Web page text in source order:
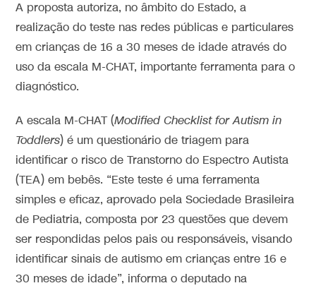
A proposta autoriza, no âmbito do Estado, a
realização do teste nas redes públicas e particulares
em crianças de 16 a 30 meses de idade através do
uso da escala M-CHAT, importante ferramenta para o
diagnóstico.
A escala M-CHAT (Modified Checklist for Autism in
Toddlers) é um questionário de triagem para
identificar o risco de Transtorno do Espectro Autista
(TEA) em bebês. “Este teste é uma ferramenta
simples e eficaz, aprovado pela Sociedade Brasileira
de Pediatria, composta por 23 questões que devem
ser respondidas pelos pais ou responsáveis, visando
identificar sinais de autismo em crianças entre 16 e
30 meses de idade”, informa o deputado na